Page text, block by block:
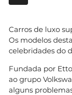
Carros de luxo
Os modelos
celebridades do
Fundada por
ao grupo
alguns